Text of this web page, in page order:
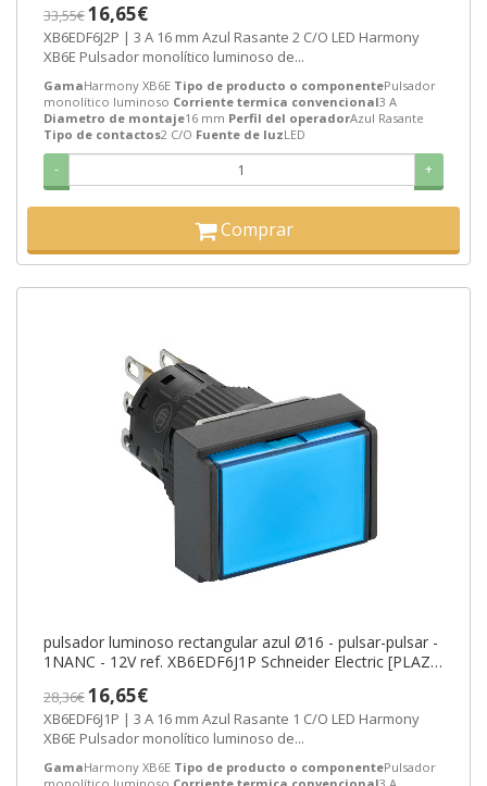
33,55€16,65€
XB6EDF6J2P | 3 A 16 mm Azul Rasante 2 C/O LED Harmony
XB6E Pulsador monolítico luminoso de...
GamaHarmony XB6E Tipo de producto o componentePulsador
monolítico luminoso Corriente termica convencional3 A
Diametro de montaje16 mm Perfil del operadorAzul Rasante
Tipo de contactos2 C/O Fuente de luzLED
- +
Comprar
pulsador luminoso rectangular azul Ø16 - pulsar-pulsar -
1NANC - 12V ref. XB6EDF6J1P Schneider Electric [PLAZO
28,36€16,65€
XB6EDF6J1P | 3 A 16 mm Azul Rasante 1 C/O LED Harmony
XB6E Pulsador monolítico luminoso de...
GamaHarmony XB6E Tipo de producto o componentePulsador